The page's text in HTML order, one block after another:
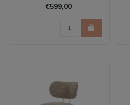
€599,00